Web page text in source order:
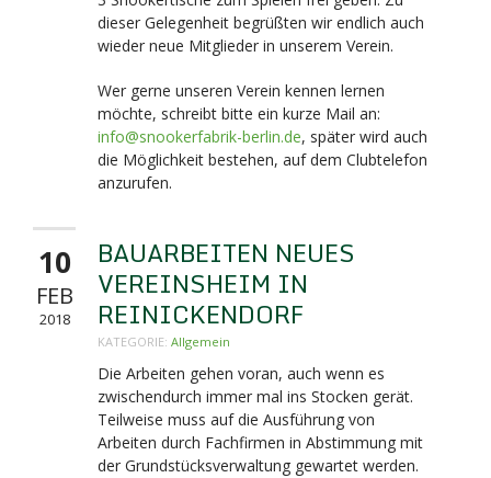
dieser Gelegenheit begrüßten wir endlich auch
wieder neue Mitglieder in unserem Verein.
Wer gerne unseren Verein kennen lernen
möchte, schreibt bitte ein kurze Mail an:
info@snookerfabrik-berlin.de, später wird auch
die Möglichkeit bestehen, auf dem Clubtelefon
anzurufen.
10
FEB
2018
BAUARBEITEN NEUES
VEREINSHEIM IN
REINICKENDORF
KATEGORIE: Allgemein
Die Arbeiten gehen voran, auch wenn es
zwischendurch immer mal ins Stocken gerät.
Teilweise muss auf die Ausführung von
Arbeiten durch Fachfirmen in Abstimmung mit
der Grundstücksverwaltung gewartet werden.